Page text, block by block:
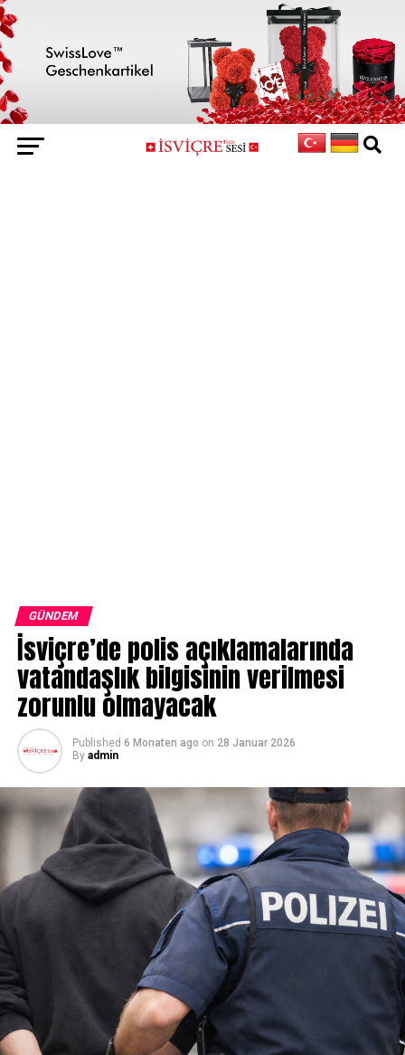
GÜNDEM
İsviçre’de polis açıklamalarında
vatandaşlık bilgisinin verilmesi
zorunlu olmayacak
Published 6 Monaten ago on 28 Januar 2026
By admin